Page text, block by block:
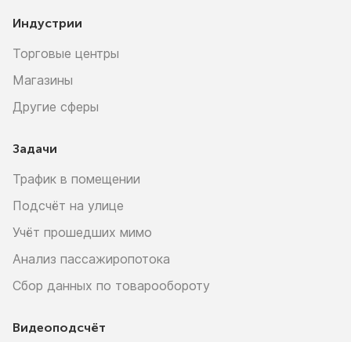
Индустрии
Торговые центры
Магазины
Другие сферы
Задачи
Трафик в помещении
Подсчёт на улице
Учёт прошедших мимо
Анализ пассажиропотока
Сбор данных по товарообороту
Видеоподсчёт